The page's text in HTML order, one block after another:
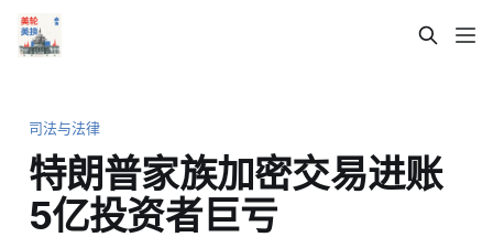
司法与法律
特朗普家族加密交易进账
5亿投资者巨亏